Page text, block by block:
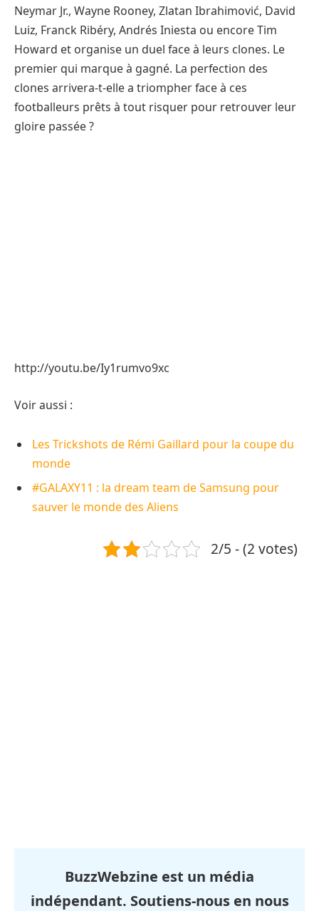
Neymar Jr., Wayne Rooney, Zlatan Ibrahimović, David
Luiz, Franck Ribéry, Andrés Iniesta ou encore Tim
Howard et organise un duel face à leurs clones. Le
premier qui marque à gagné. La perfection des
clones arrivera-t-elle a triompher face à ces
footballeurs prêts à tout risquer pour retrouver leur
gloire passée ?
http://youtu.be/Iy1rumvo9xc
Voir aussi :
Les Trickshots de Rémi Gaillard pour la coupe du
monde
#GALAXY11 : la dream team de Samsung pour
sauver le monde des Aliens
2/5 - (2 votes)
BuzzWebzine est un média
indépendant. Soutiens-nous en nous